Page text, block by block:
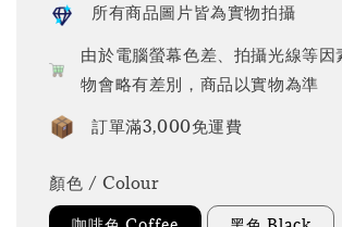
所有商品圖片皆為實物拍攝
由於電腦螢幕色差、拍攝光線等因
物會略有差別，商品以實物為準
訂單滿3,000免運費
顏色 / Colour